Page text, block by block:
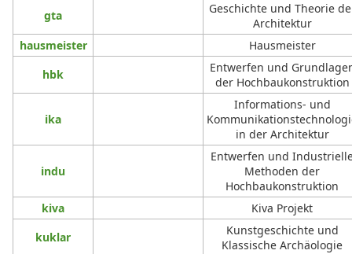
gta
Geschichte und Theorie
Architektur
hausmeister
Hausmeister
hbk
Entwerfen und
der Hochbaukonstruktion
ika
Informations- und
in der Architektur
indu
Entwerfen und
Methoden der
Hochbaukonstruktion
kiva
Kiva Projekt
kuklar
Kunstgeschichte und
Klassische Archäologie